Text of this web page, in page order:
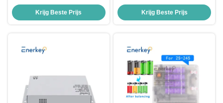
evenwichtingsbalansator BMS
30A Overontladingsbescherming
Krijg Beste Prijs
Equalizer Board BMS Voor LTO
Lifepo4 Lithiumbatterij
Krijg Beste Prijs